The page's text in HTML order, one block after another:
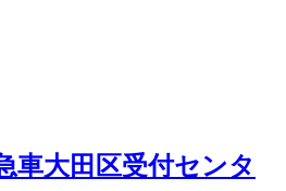
車大田区受付センタ